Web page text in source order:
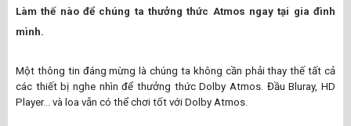
Làm thế nào để chúng ta thưởng thức Atmos ngay tại gia đình
mình.
Một thông tin đáng mừng là chúng ta không cần phải thay thế tất cả
các thiết bị nghe nhìn để thưởng thức Dolby Atmos. Đầu Bluray, HD
Player… và loa vẫn có thể chơi tốt với Dolby Atmos.